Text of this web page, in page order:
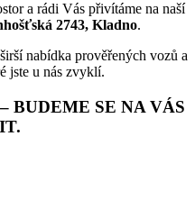
a rádi Vás přivítáme na naší
2743, Kladno.
nabídka prověřených vozů a
jste u nás zvyklí.
BUDEME SE NA VÁS